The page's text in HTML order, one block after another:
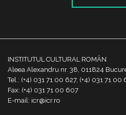
INSTITUTUL CULTURAL ROMÂN
Aleea Alexandru nr. 38, 011824
Tel.: (+4) 031 71 00 627, (+4) 031 71 00
Fax: (+4) 031 71 00 607
E-mail: icr@icr.ro